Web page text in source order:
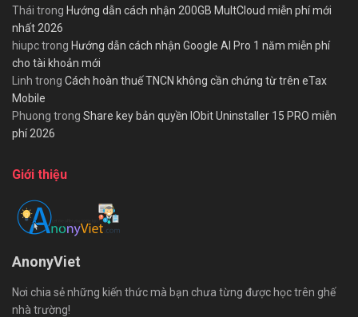
Thái trong Hướng dẫn cách nhận 200GB MultCloud miễn phí mới
nhất 2026
hiupctrong Hướng dẫn cách nhận Google AI Pro 1 năm miễn phí
cho tài khoản mới
Linh trong Cách hoàn thuế TNCN không cần chứng từ trên eTax
Mobile
Phuong trong Share key bản quyền IObit Uninstaller 15 PRO miễn
phí 2026
Giới thiệu
AnonyViet
Nơi chia sẻ những kiến thức mà bạn chưa từng được học trên ghế
nhà trường!